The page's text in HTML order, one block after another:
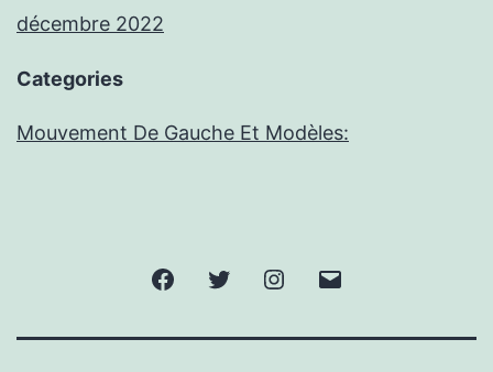
décembre 2022
Categories
Mouvement De Gauche Et Modèles:
FacebookTwitter Instagram